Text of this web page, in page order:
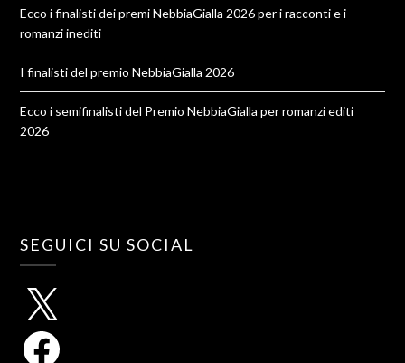
Ecco i finalisti dei premi NebbiaGialla 2026 per i racconti e i
romanzi inediti
I finalisti del premio NebbiaGialla 2026
Ecco i semifinalisti del Premio NebbiaGialla per romanzi editi
2026
SEGUICI SU SOCIAL